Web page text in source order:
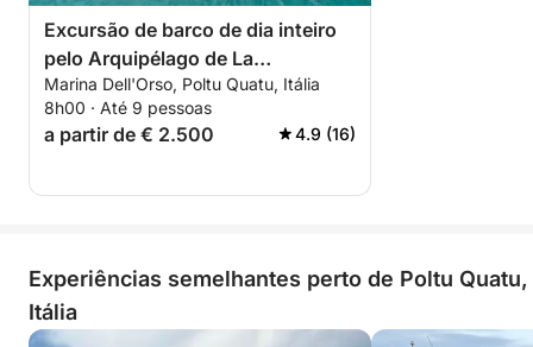
Excursão de barco de dia inteiro
pelo Arquipélago de La
Maddalena
Marina Dell'Orso, Poltu Quatu, Itália
8h00 · Até 9 pessoas
a partir de € 2.500 4.9 (16)
Experiências semelhantes perto de Poltu Quatu,
Itália